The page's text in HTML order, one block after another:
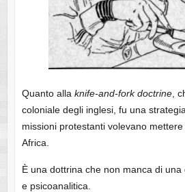
Quanto alla knife-and-fork doctrine,
coloniale degli inglesi, fu una
missioni protestanti volevano
Africa.
È una dottrina che non manca di
e psicoanalitica.